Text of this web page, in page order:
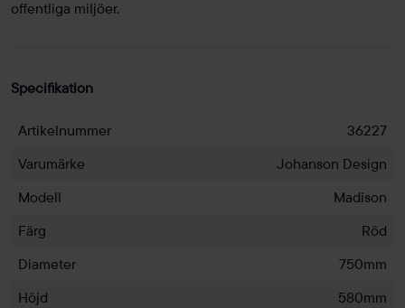
offentliga miljöer.
Specifikation
Artikelnummer
36227
Varumärke
Johanson Design
Modell
Madison
Färg
Röd
Diameter
750mm
Höjd
580mm